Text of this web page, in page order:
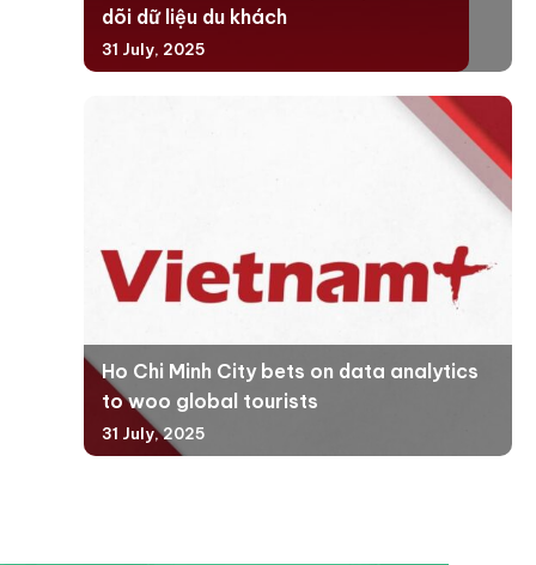
dõi dữ liệu du khách
31 July, 2025
Ho Chi Minh City bets on data analytics
to woo global tourists
31 July, 2025